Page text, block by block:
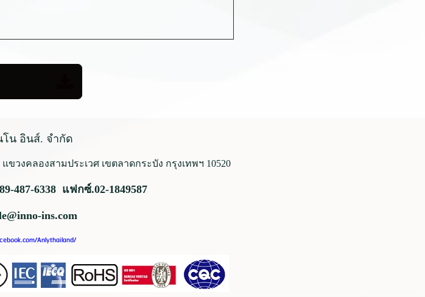
น อินส์. จำกัด
แขวงคลองสามประเวศ เขตลาดกระบัง กรุงเทพฯ 10520
487-6338 แฟกซ์.02-1849587
ins.com
Anlythailand/